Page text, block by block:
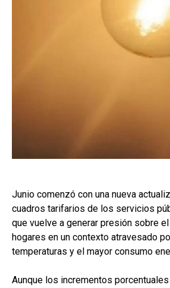
Junio comenzó con una nueva
cuadros tarifarios de los servicios
que vuelve a generar presión sobre
hogares en un contexto atravesado
temperaturas y el mayor consumo
Aunque los incrementos